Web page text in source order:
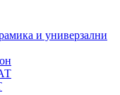
и универзални